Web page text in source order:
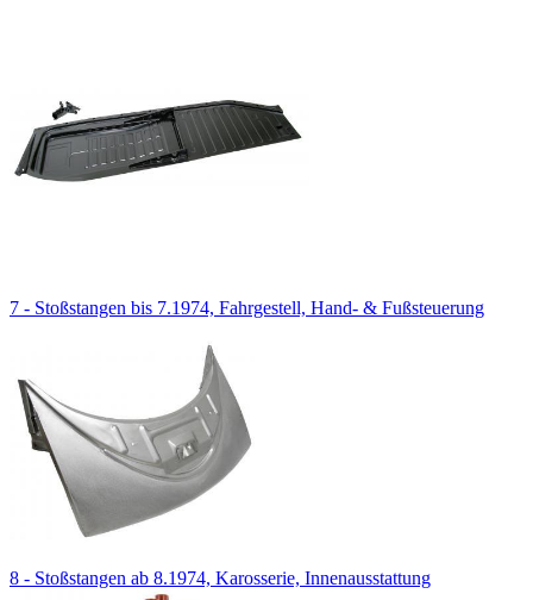
7 - Stoßstangen bis 7.1974, Fahrgestell, Hand- & Fußsteuerung
8 - Stoßstangen ab 8.1974, Karosserie, Innenausstattung